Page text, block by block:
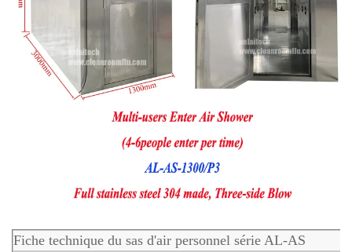
Fiche technique du sas d'air personnel série AL-AS